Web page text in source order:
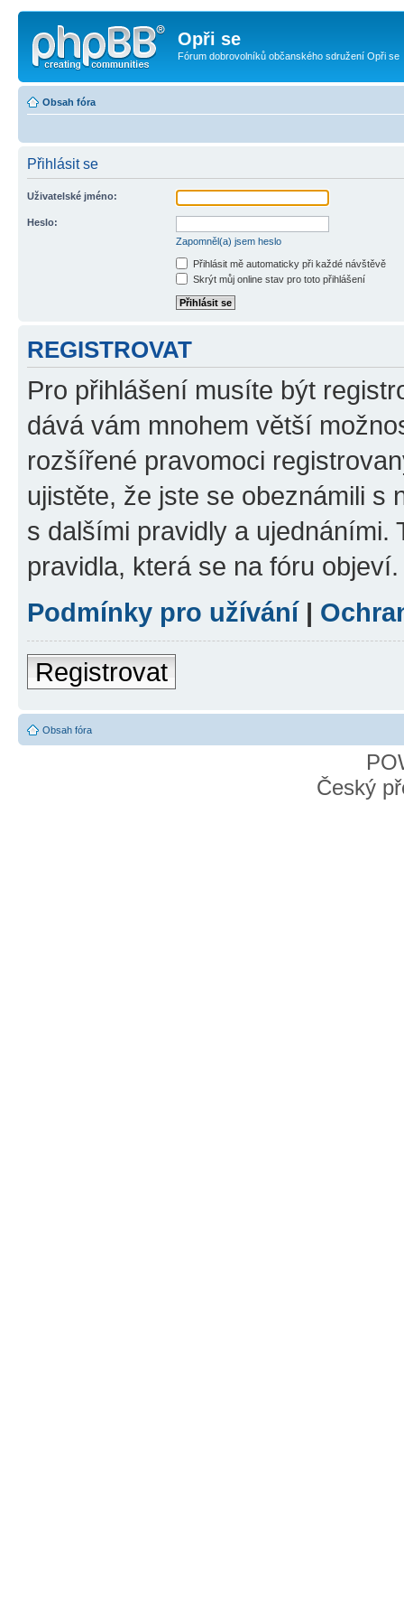
Opři se
Fórum dobrovolníků občanského sdružení Opři se
Obsah fóra
Přihlásit se
Uživatelské jméno:
Heslo:
Zapomněl(a) jsem heslo
Přihlásit mě automaticky při každé návštěvě
Skrýt můj online stav pro toto přihlášení
REGISTROVAT
Pro přihlášení musíte být
dává vám mnohem větší
rozšířené pravomoci
ujistěte, že jste se obeznámili s
s dalšími pravidly a ujednáními.
pravidla, která se na fóru objeví.
Podmínky pro užívání |
Registrovat
Obsah fóra
Český